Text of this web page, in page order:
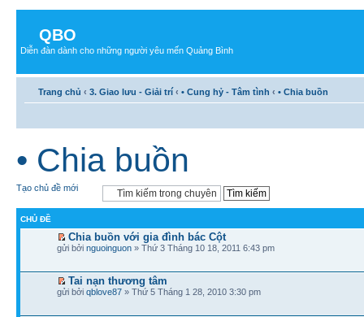
QBO
Diễn đàn dành cho những người yêu mến Quảng Bình
Trang chủ ‹ 3. Giao lưu - Giải trí ‹ • Cung hỷ - Tâm tình ‹ • Chia buồn
• Chia buồn
Tạo chủ đề mới
CHỦ ĐỀ
Chia buồn với gia đình bác Cột
gửi bởi nguoinguon » Thứ 3 Tháng 10 18, 2011 6:43 pm
Tai nạn thương tâm
gửi bởi qblove87 » Thứ 5 Tháng 1 28, 2010 3:30 pm